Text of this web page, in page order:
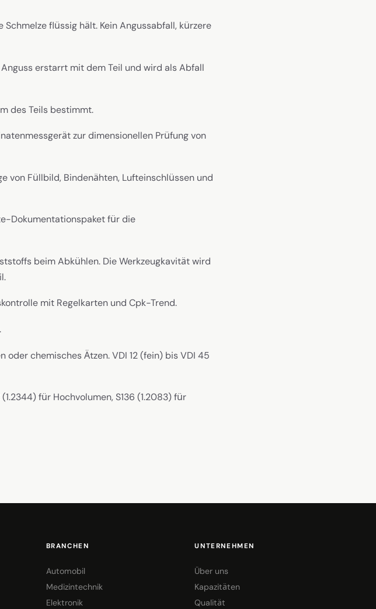
flüssig hält. Kein Angussabfall, kürzere
erstarrt mit dem Teil und wird als Abfall
des Teils bestimmt.
zur dimensionellen Prüfung von
von Füllbild, Bindenähten, Lufteinschlüssen und
Dokumentationspaket für die
beim Abkühlen. Die Werkzeugkavität wird
mit Regelkarten und Cpk-Trend.
chemisches Ätzen. VDI 12 (fein) bis VDI 45
für Hochvolumen, S136 (1.2083) für
BRANCHEN
Automobil
Medizintechnik
Elektronik
UNTERNEHMEN
Über uns
Kapazitäten
Qualität